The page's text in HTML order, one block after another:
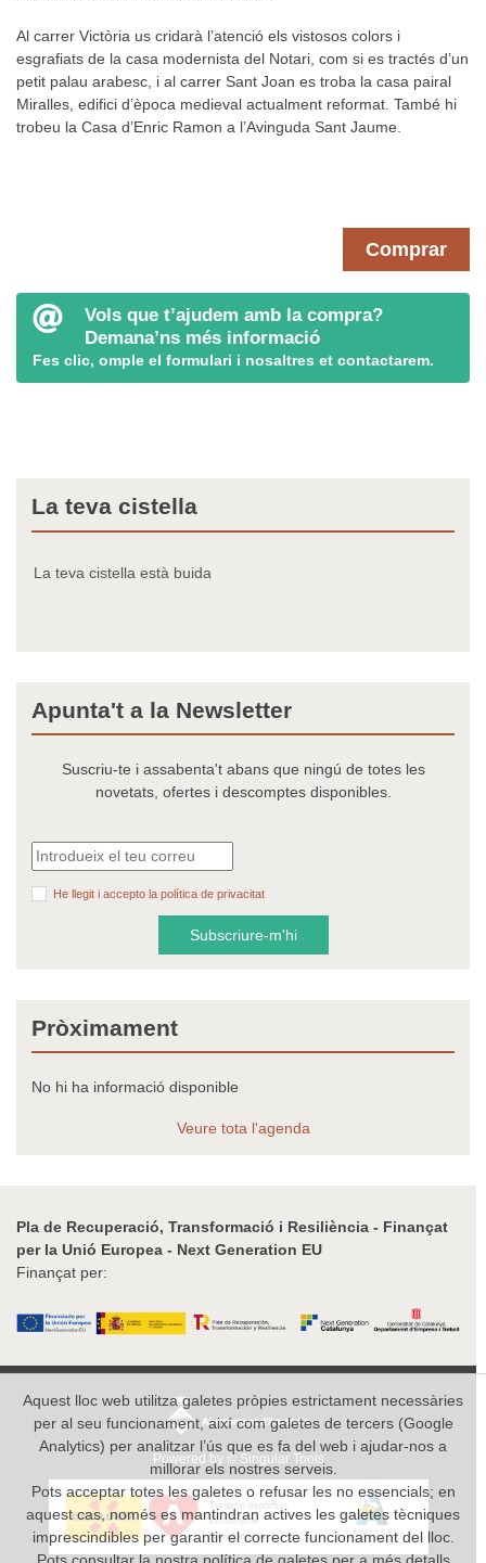
Al carrer Victòria us cridarà l’atenció els vistosos colors i
esgrafiats de la casa modernista del Notari, com si es tractés d’un
petit palau arabesc, i al carrer Sant Joan es troba la casa pairal
Miralles, edifici d’època medieval actualment reformat. També hi
trobeu la Casa d’Enric Ramon a l’Avinguda Sant Jaume.
Comprar
Vols que t’ajudem amb la compra?
Demana’ns més informació
Fes clic, omple el formulari i nosaltres et contactarem.
La teva cistella
La teva cistella està buida
Apunta't a la Newsletter
Suscriu-te i assabenta't abans que ningú de totes les
novetats, ofertes i descomptes disponibles.
He llegit i accepto la política de privacitat
Subscriure-m'hi
Pròximament
No hi ha informació disponible
Veure tota l'agenda
Pla de Recuperació, Transformació i Resiliència - Finançat
per la Unió Europea - Next Generation EU
Finançat per:
Powered by © Singular Tools
Aquest lloc web utilitza galetes pròpies estrictament necessàries
per al seu funcionament, així com galetes de tercers (Google
Analytics) per analitzar l’ús que es fa del web i ajudar-nos a
millorar els nostres serveis.
Pots acceptar totes les galetes o refusar les no essencials; en
aquest cas, només es mantindran actives les galetes tècniques
imprescindibles per garantir el correcte funcionament del lloc.